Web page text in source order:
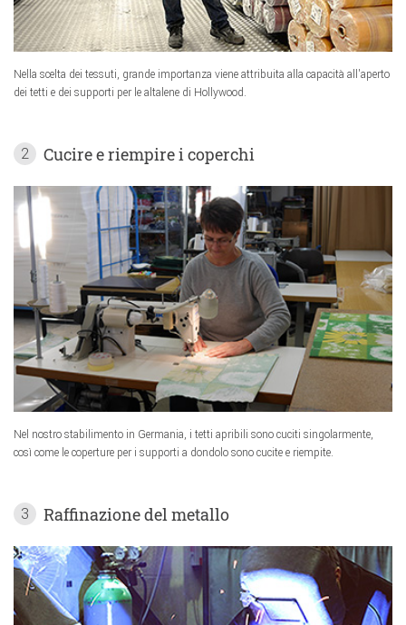
Nella scelta dei tessuti, grande importanza viene attribuita alla capacità all'aperto
dei tetti e dei supporti per le altalene di Hollywood.
2 Cucire e riempire i coperchi
Nel nostro stabilimento in Germania, i tetti apribili sono cuciti singolarmente,
così come le coperture per i supporti a dondolo sono cucite e riempite.
3 Raffinazione del metallo